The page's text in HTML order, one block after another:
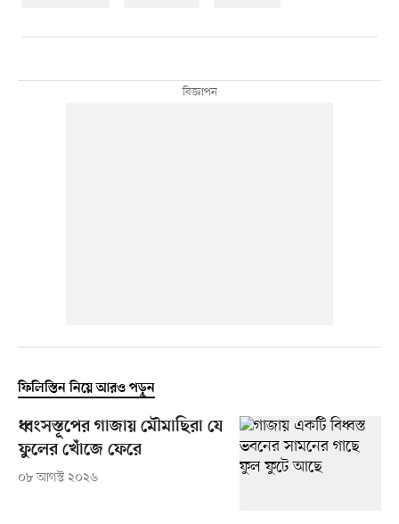
ফিলিস্তিন নিয়ে আরও পড়ুন
ধ্বংসস্তূপের গাজায় মৌমাছিরা যে
ফুলের খোঁজে ফেরে
০৮ আগস্ট ২০২৬